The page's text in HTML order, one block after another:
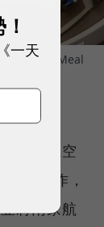
置MOD （Meal
廉價航空
）合作，
將兩家航
一天